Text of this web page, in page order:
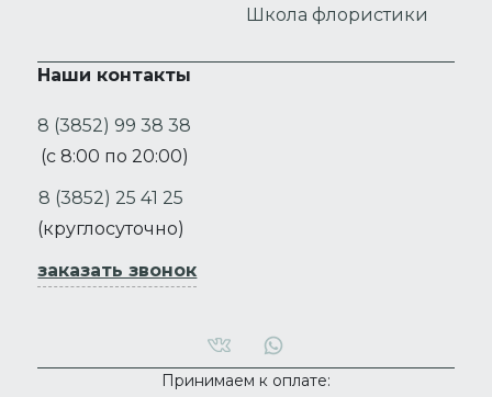
Принимаем к оплате:
Школа флористики
Наши контакты
8 (3852) 99 38 38
(с 8:00 по 20:00)
8 (3852) 25 41 25
(круглосуточно)
заказать звонок